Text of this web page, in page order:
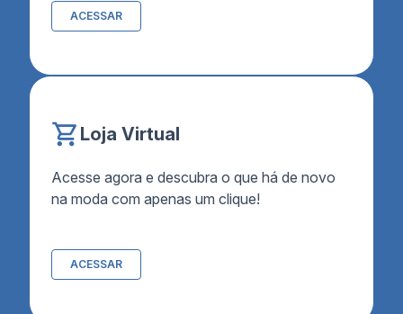
ACESSAR
Loja Virtual
Acesse agora e descubra o que há de novo
na moda com apenas um clique!
ACESSAR